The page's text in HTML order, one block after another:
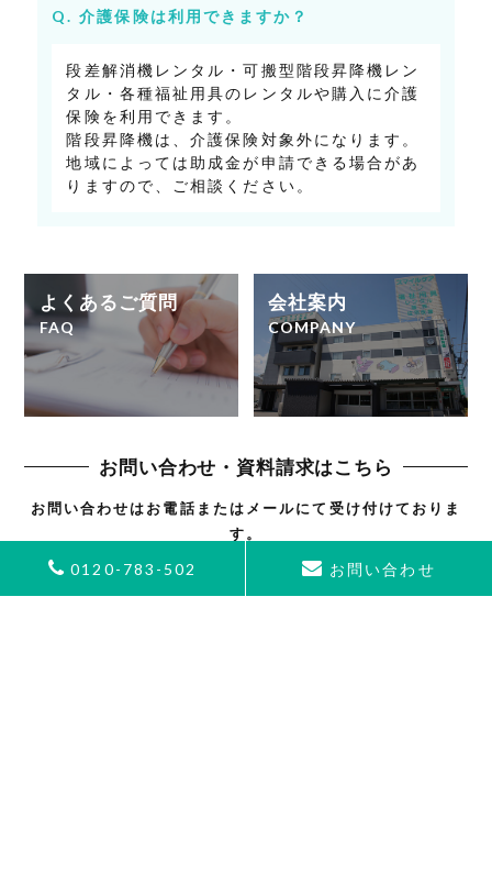
介護保険は利用できますか？
段差解消機レンタル・可搬型階段昇降機レン
タル・各種福祉用具のレンタルや購入に介護
保険を利用できます。
階段昇降機は、介護保険対象外になります。
地域によっては助成金が申請できる場合があ
りますので、ご相談ください。
よくあるご質問
FAQ
会社案内
COMPANY
お問い合わせ・資料請求はこちら
お問い合わせはお電話または メールにて受け付けておりま
す。
何でもご相談ください！
0120-783-502 お問い合わせ